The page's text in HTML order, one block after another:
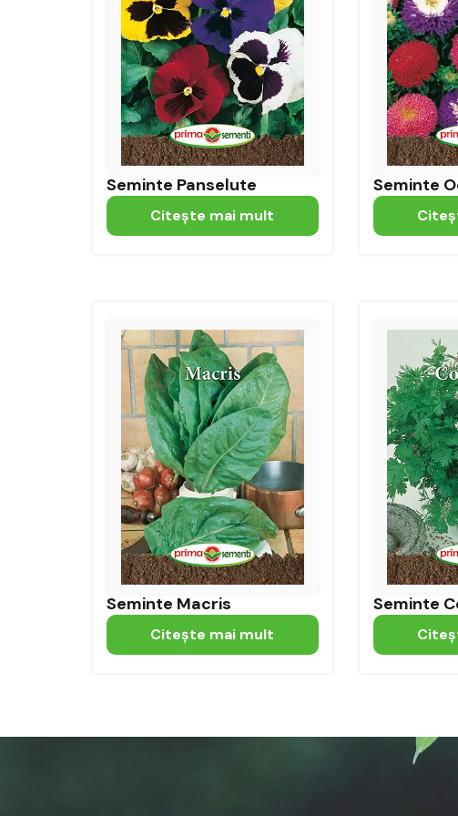
Seminte Panselute
Citeşte mai mult
Seminte
Seminte Macris
Citeşte mai mult
Seminte